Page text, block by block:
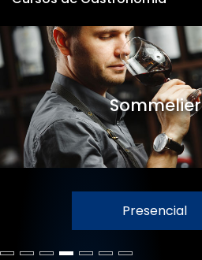
Sommelier
Presencial